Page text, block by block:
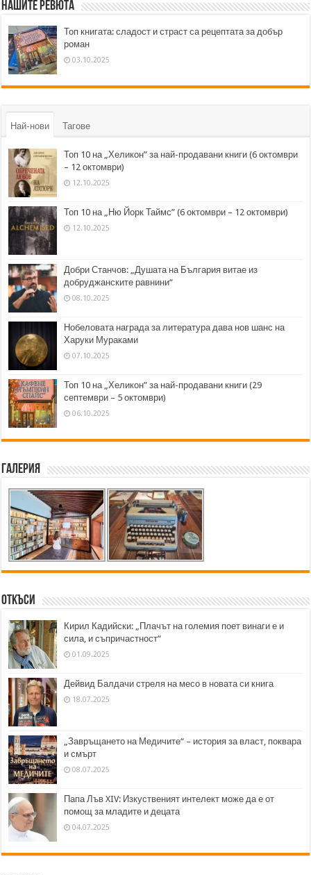
Нашите ревюта
Топ книгата: сладост и страст са рецептата за добър
роман
03.10.2025
Най-нови Тагове
Топ 10 на „Хеликон” за най-продавани книги (6 октомври
– 12 октомври)
12.10.2025
Топ 10 на „Ню Йорк Таймс” (6 октомври – 12 октомври)
12.10.2025
Добри Станчов: „Душата на България витае из
добруджанските равнини“
08.10.2025
Нобеловата награда за литература дава нов шанс на
Харуки Мураками
07.10.2025
Топ 10 на „Хеликон” за най-продавани книги (29
септември – 5 октомври)
06.10.2025
Галерия
Откъси
Кирил Кадийски: „Плачът на големия поет винаги е и
сила, и съпричастност“
01.09.2025
Дейвид Балдачи стреля на месо в новата си книга
18.07.2025
„Завръщането на Медичите“ – история за власт, поквара
и смърт
08.07.2025
Папа Лъв XIV: Изкуственият интелект може да е от
помощ за младите и децата
04.07.2025